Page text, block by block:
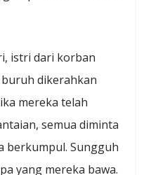
istri dari korban
dikerahkan
mereka telah
semua diminta
berkumpul. Sungguh
yang mereka bawa.